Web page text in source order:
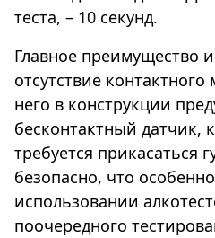
теста, – 10 секунд.
Главное преимущество
отсутствие
него в конструкции
бесконтактный датчик,
требуется прикасаться
безопасно, что
использовании
поочередного